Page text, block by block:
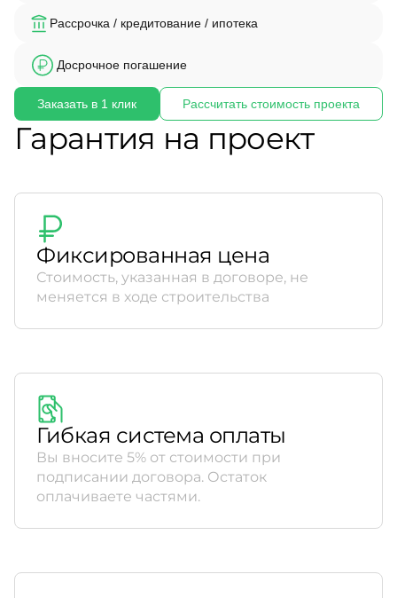
Рассрочка / кредитование / ипотека
Досрочное погашение
Заказать в 1 клик Рассчитать стоимость проекта
Гарантия на проект
Фиксированная цена
Стоимость, указанная в договоре, не
меняется в ходе строительства
Гибкая система оплаты
Вы вносите 5% от стоимости при
подписании договора. Остаток
оплачиваете частями.